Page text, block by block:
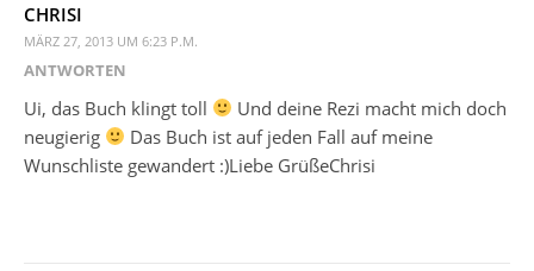
CHRISI
MÄRZ 27, 2013 UM 6:23 P.M.
ANTWORTEN
Ui, das Buch klingt toll
Und deine Rezi macht mich doch
neugierig
Das Buch ist auf jeden Fall auf meine
Wunschliste gewandert :)Liebe GrüßeChrisi